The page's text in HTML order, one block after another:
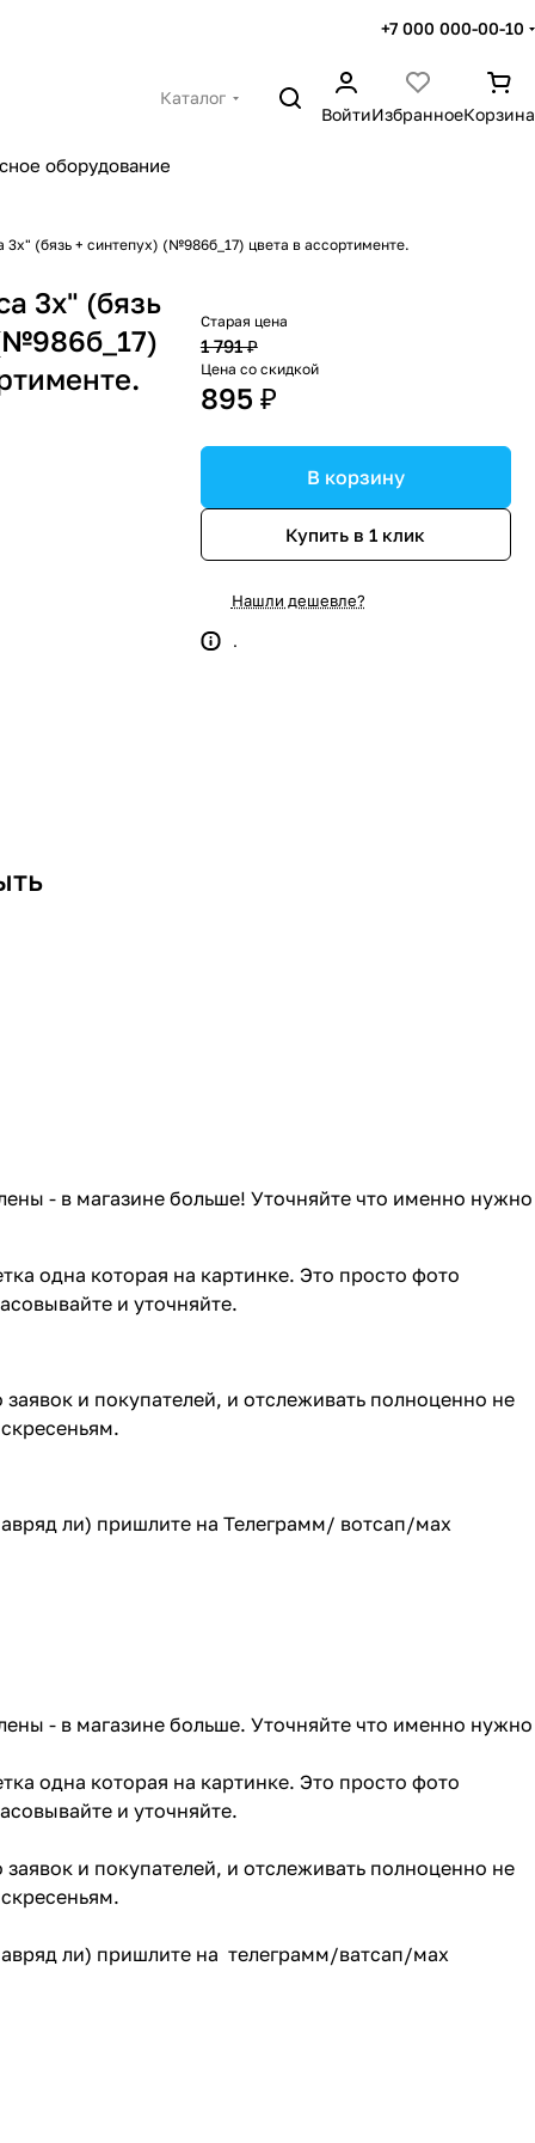
+7 000 000-00-10
Каталог
ВойтиИзбранноеКорзина
оборудование
3х" (бязь + синтепух) (№986б_17) цвета в ассортименте.
3х" (бязь
Старая цена
1 791 ₽
Цена со скидкой
895 ₽
В корзину
Купить в 1 клик
Нашли дешевле?
.
- в магазине больше! Уточняйте что именно нужно
одна которая на картинке. Это просто фото
и уточняйте.
и покупателей, и отслеживать полноценно не
ли) пришлите на Телеграмм/ вотсап/мах
- в магазине больше. Уточняйте что именно нужно
одна которая на картинке. Это просто фото
и уточняйте.
и покупателей, и отслеживать полноценно не
ли) пришлите на телеграмм/ватсап/мах